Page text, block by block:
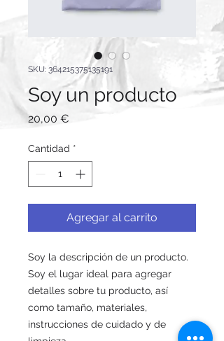
SKU: 364215375135191
Soy un producto
20,00 €
Cantidad *
Agregar al carrito
Soy la descripción de un producto.
Soy el lugar ideal para agregar
detalles sobre tu producto, así
como tamaño, materiales,
instrucciones de cuidado y de